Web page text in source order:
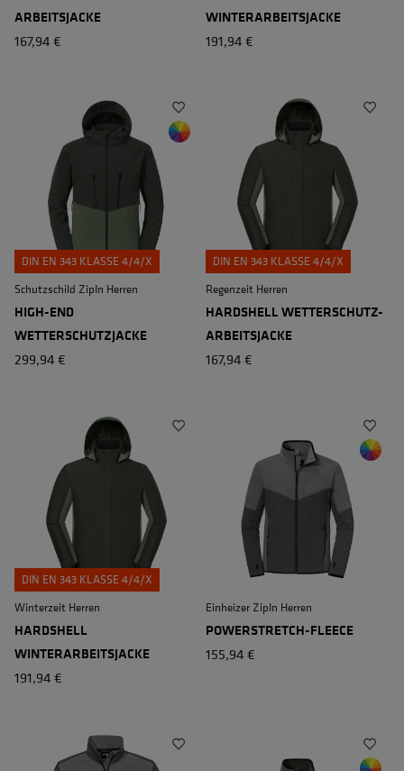
ARBEITSJACKE
167,94 €
WINTERARBEITSJACKE
191,94 €
DIN EN 343 KLASSE 4/4/X
Schutzschild ZipIn Herren
HIGH-END
WETTERSCHUTZJACKE
299,94 €
DIN EN 343 KLASSE 4/4/X
Regenzeit Herren
HARDSHELL WETTERSCHUTZ-
ARBEITSJACKE
167,94 €
DIN EN 343 KLASSE 4/4/X
Winterzeit Herren
HARDSHELL
WINTERARBEITSJACKE
191,94 €
Einheizer ZipIn Herren
POWERSTRETCH-FLEECE
155,94 €